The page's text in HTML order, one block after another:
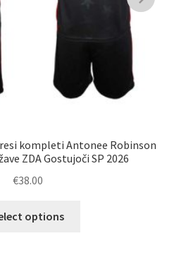
kompleti Antonee Robinson
ZDA Gostujoči SP 2026
€38.00
options